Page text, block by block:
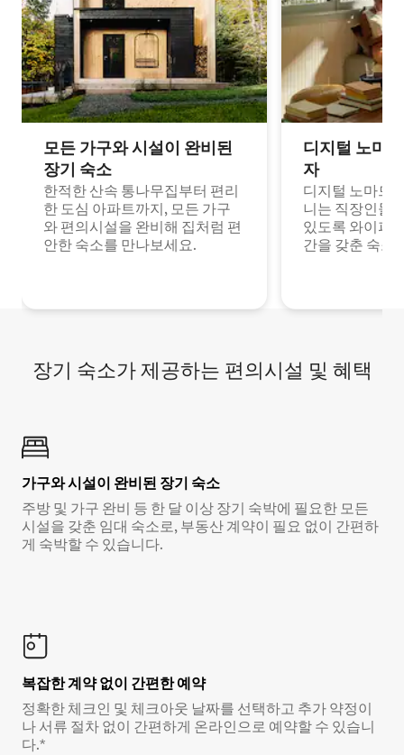
모든 가구와 시설이 완비된
장기 숙소
한적한 산속 통나무집부터 편리
한 도심 아파트까지, 모든 가구
와 편의시설을 완비해 집처럼 편
안한 숙소를 만나보세요.
디지털 노마
자
디지털 노마드
니는 직장인들
있도록 와이파
간을 갖춘 숙소
장기 숙소가 제공하는 편의시설 및 혜택
가구와 시설이 완비된 장기 숙소
주방 및 가구 완비 등 한 달 이상 장기 숙박에 필요한 모든
시설을 갖춘 임대 숙소로, 부동산 계약이 필요 없이 간편하
게 숙박할 수 있습니다.
복잡한 계약 없이 간편한 예약
정확한 체크인 및 체크아웃 날짜를 선택하고 추가 약정이
나 서류 절차 없이 간편하게 온라인으로 예약할 수 있습니
다.*